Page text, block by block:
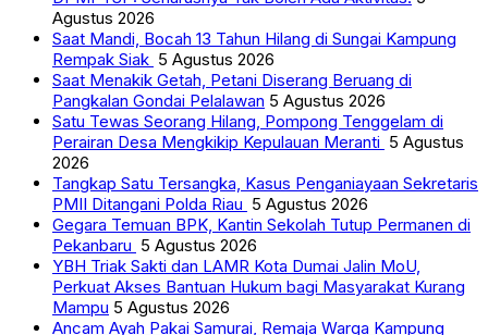
Agustus 2026
Saat Mandi, Bocah 13 Tahun Hilang di Sungai Kampung
Rempak Siak 5 Agustus 2026
Saat Menakik Getah, Petani Diserang Beruang di
Pangkalan Gondai Pelalawan 5 Agustus 2026
Satu Tewas Seorang Hilang, Pompong Tenggelam di
Perairan Desa Mengkikip Kepulauan Meranti 5 Agustus
2026
Tangkap Satu Tersangka, Kasus Penganiayaan Sekretaris
PMII Ditangani Polda Riau 5 Agustus 2026
Gegara Temuan BPK, Kantin Sekolah Tutup Permanen di
Pekanbaru 5 Agustus 2026
YBH Triak Sakti dan LAMR Kota Dumai Jalin MoU,
Perkuat Akses Bantuan Hukum bagi Masyarakat Kurang
Mampu 5 Agustus 2026
Ancam Ayah Pakai Samurai, Remaja Warga Kampung